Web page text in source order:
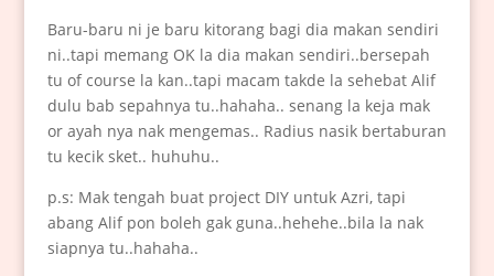
Baru-baru ni je baru kitorang bagi dia makan sendiri
ni..tapi memang OK la dia makan sendiri..bersepah
tu of course la kan..tapi macam takde la sehebat Alif
dulu bab sepahnya tu..hahaha.. senang la keja mak
or ayah nya nak mengemas.. Radius nasik bertaburan
tu kecik sket.. huhuhu..
p.s: Mak tengah buat project DIY untuk Azri, tapi
abang Alif pon boleh gak guna..hehehe..bila la nak
siapnya tu..hahaha..